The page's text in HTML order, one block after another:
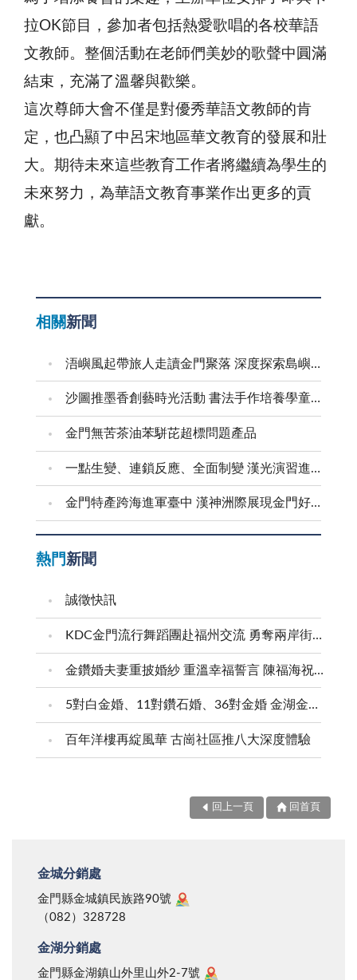
拉OK節目，參加者包括熱愛歌唱的各校華語
文教師。整個活動在老師們美妙的歌聲中圓滿
結束，充滿了溫馨與歡樂。
這次尊師大會不僅是對優秀華語文教師的肯
定，也凸顯了中呂宋地區華文教育的發展和壯
大。期待未來這些教育工作者將繼續為學生的
未來努力，為華語文教育事業作出更多的貢
獻。
相關新聞
浯嶼風起帶旅人走讀金門聚落 深度探索島嶼文化底蘊
沙圖推墨香創藝時光活動 書法手作培養學童創意美感
金門無苦茶油苯駢芘超標問題產品
一點生變、連鎖反應、全面制變 漢光演習進行防護射擊
金門特產跨海進軍臺中 漢神洲際展現金門好滋味
熱門 新聞
誠徵快訊
KDC金門流行舞蹈團赴福州交流 勇奪兩岸街舞賽三等獎
金鑽婚夫妻重披婚紗 重溫幸福誓言 陳福海祝福牽手半世紀 情深相守成典範
5對白金婚、11對鑽石婚、36對金婚 金湖金沙夫妻共享榮耀時刻 陳福海表揚金鑽婚夫妻 向半世紀相守家庭典範致敬
百年洋樓再綻風華 古崗社區推八大深度體驗
回上一頁 回首頁
金城分銷處
金門縣金城鎮民族路90號
（082）328728
金湖分銷處
金門縣金湖鎮山外里山外2-7號